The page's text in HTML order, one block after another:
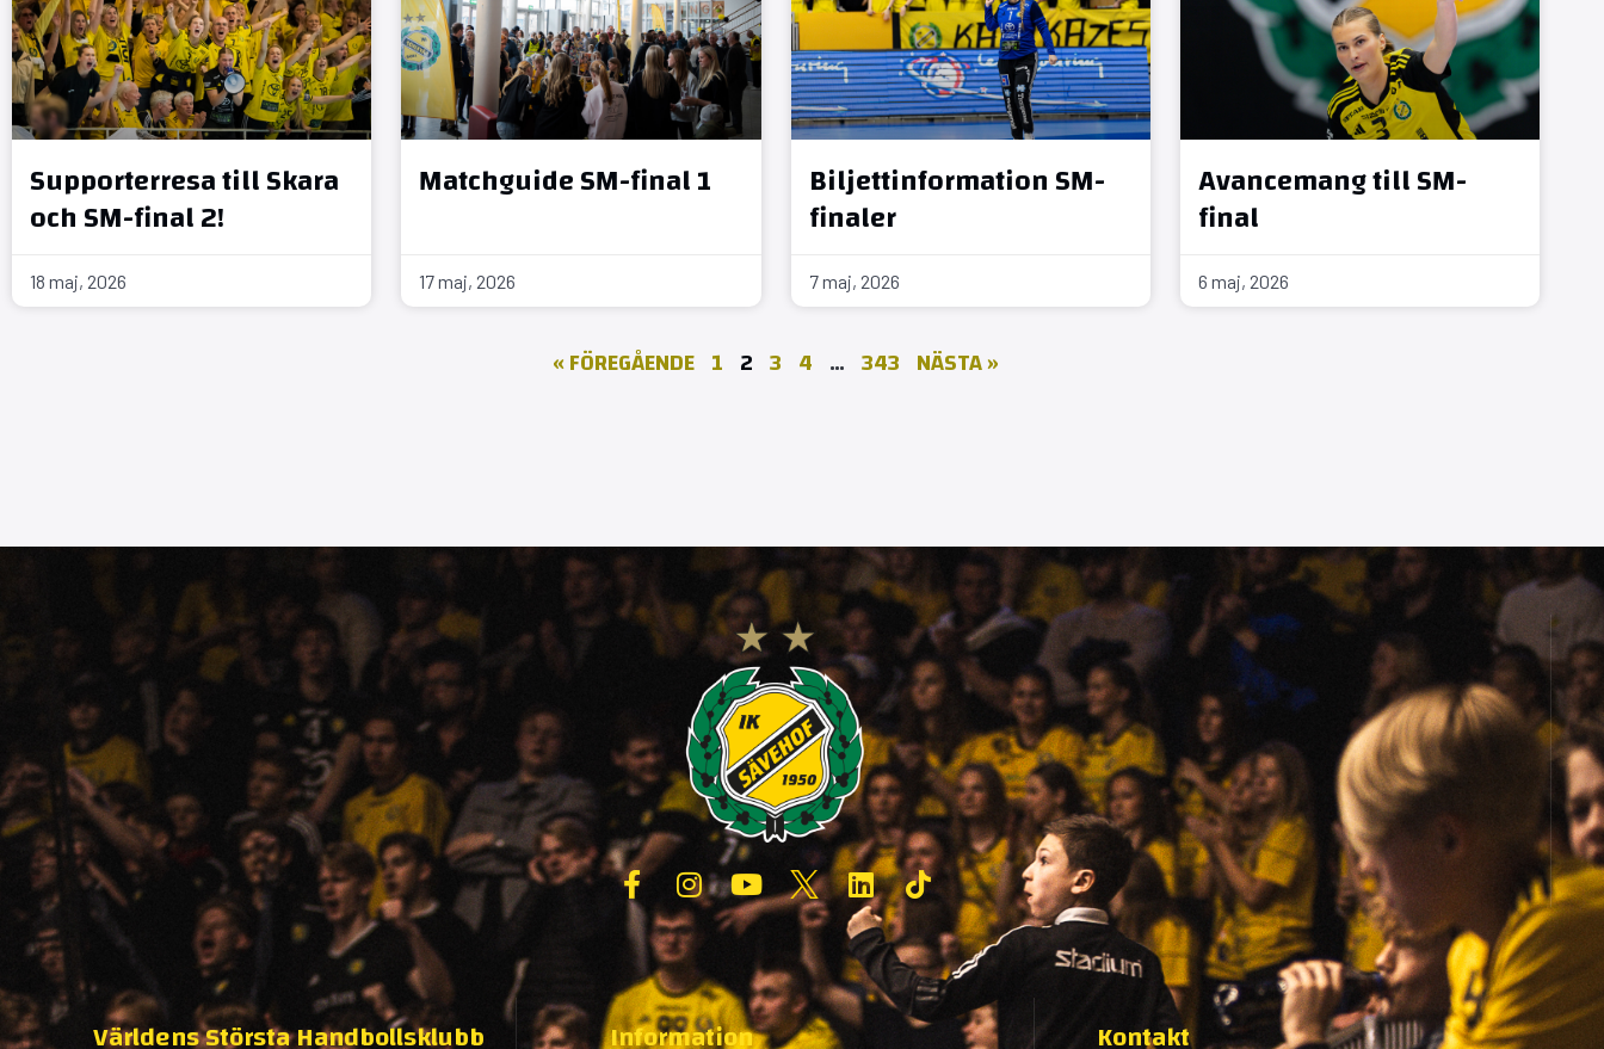
Supporterresa till Skara
och SM-final 2!
18 maj, 2026
Matchguide SM-final 1
17 maj, 2026
Biljettinformation SM-
finaler
7 maj, 2026
Avancemang till SM-
final
6 maj, 2026
« FÖREGÅENDE 1 2 3 4 … 343 NÄSTA »
Världens Största Handbollsklubb Information Kontakt